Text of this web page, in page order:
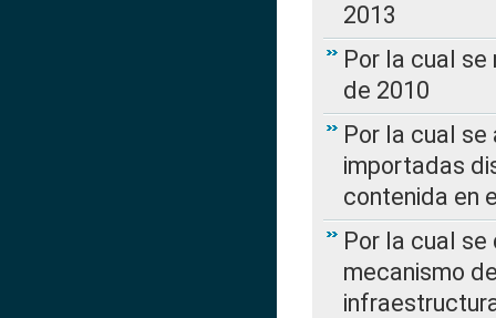
2013
Por la cual se
de 2010
Por la cual
importadas
contenida en
Por la cual se
mecanismo